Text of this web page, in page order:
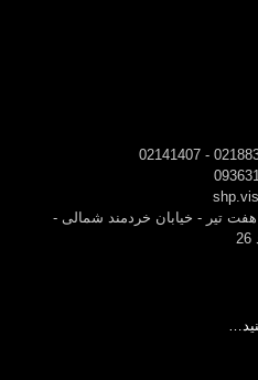
تیر - خیابان خردمند شمالی -